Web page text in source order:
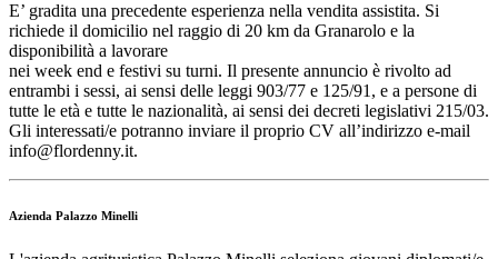
E’ gradita una precedente esperienza nella vendita assistita. Si
richiede il domicilio nel raggio di 20 km da Granarolo e la
disponibilità a lavorare
nei week end e festivi su turni. Il presente annuncio è rivolto ad
entrambi i sessi, ai sensi delle leggi 903/77 e 125/91, e a persone di
tutte le età e tutte le nazionalità, ai sensi dei decreti legislativi 215/03.
Gli interessati/e potranno inviare il proprio CV all’indirizzo e-mail
info@flordenny.it.
Azienda Palazzo Minelli